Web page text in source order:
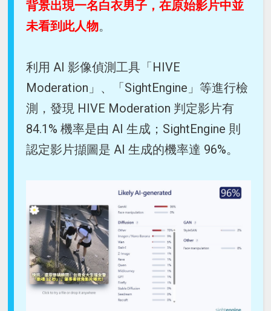
背景出現一名白衣男子，在原始影片中並
未看到此人物。
利用 AI 影像偵測工具「HIVE
Moderation」、「SightEngine」等進行檢
測，發現 HIVE Moderation 判定影片有
84.1% 機率是由 AI 生成；SightEngine 則
認定影片擷圖是 AI 生成的機率達 96%。